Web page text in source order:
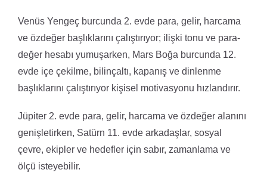
Venüs Yengeç burcunda 2. evde para, gelir, harcama
ve özdeğer başlıklarını çalıştırıyor; ilişki tonu ve para-
değer hesabı yumuşarken, Mars Boğa burcunda 12.
evde içe çekilme, bilinçaltı, kapanış ve dinlenme
başlıklarını çalıştırıyor kişisel motivasyonu hızlandırır.
Jüpiter 2. evde para, gelir, harcama ve özdeğer alanını
genişletirken, Satürn 11. evde arkadaşlar, sosyal
çevre, ekipler ve hedefler için sabır, zamanlama ve
ölçü isteyebilir.